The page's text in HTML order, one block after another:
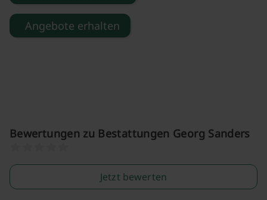
Angebote erhalten
Bewertungen zu Bestattungen Georg Sanders
Jetzt bewerten